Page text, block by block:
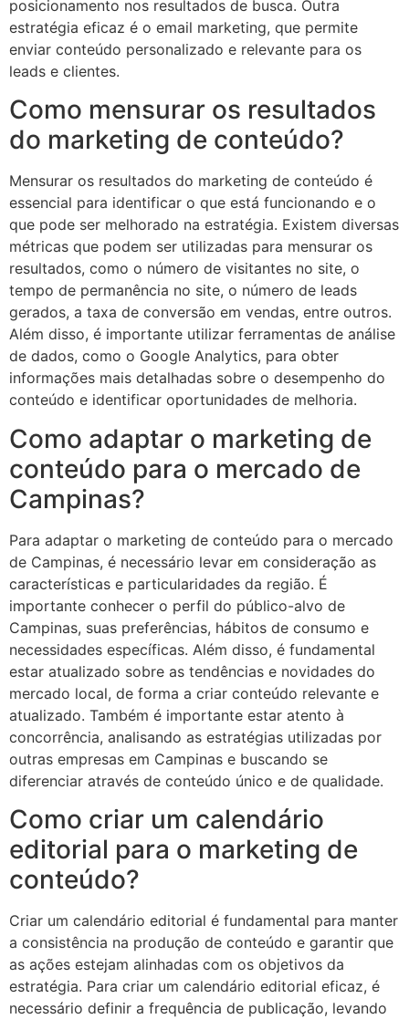
posicionamento nos resultados de busca. Outra
estratégia eficaz é o email marketing, que permite
enviar conteúdo personalizado e relevante para os
leads e clientes.
Como mensurar os resultados
do marketing de conteúdo?
Mensurar os resultados do marketing de conteúdo é
essencial para identificar o que está funcionando e o
que pode ser melhorado na estratégia. Existem diversas
métricas que podem ser utilizadas para mensurar os
resultados, como o número de visitantes no site, o
tempo de permanência no site, o número de leads
gerados, a taxa de conversão em vendas, entre outros.
Além disso, é importante utilizar ferramentas de análise
de dados, como o Google Analytics, para obter
informações mais detalhadas sobre o desempenho do
conteúdo e identificar oportunidades de melhoria.
Como adaptar o marketing de
conteúdo para o mercado de
Campinas?
Para adaptar o marketing de conteúdo para o mercado
de Campinas, é necessário levar em consideração as
características e particularidades da região. É
importante conhecer o perfil do público-alvo de
Campinas, suas preferências, hábitos de consumo e
necessidades específicas. Além disso, é fundamental
estar atualizado sobre as tendências e novidades do
mercado local, de forma a criar conteúdo relevante e
atualizado. Também é importante estar atento à
concorrência, analisando as estratégias utilizadas por
outras empresas em Campinas e buscando se
diferenciar através de conteúdo único e de qualidade.
Como criar um calendário
editorial para o marketing de
conteúdo?
Criar um calendário editorial é fundamental para manter
a consistência na produção de conteúdo e garantir que
as ações estejam alinhadas com os objetivos da
estratégia. Para criar um calendário editorial eficaz, é
necessário definir a frequência de publicação, levando